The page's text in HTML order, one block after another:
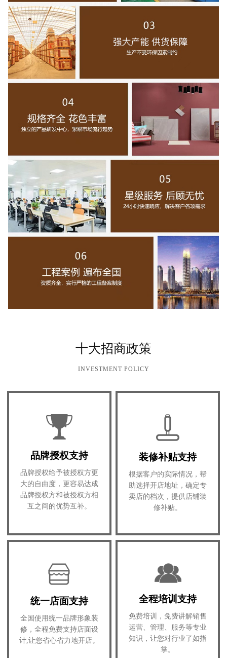
十大招商政策
INVESTMENT POLICY
品牌授权支持
品牌授权给予被授权方更
大的自由度，更容易达成
品牌授权方和被授权方相
互之间的优势互补。
装修补贴支持
根据客户的实际情况，帮
助选择开店地址，确定专
卖店的档次，提供店铺装
修补贴。
统一店面支持
全国使用统一品牌形象装
修，全程免费支持店面设
计,让您省心省力地开店。
全程培训支持
免费培训，免费讲解销售
运营、管理、服务等专业
知识，让您对行业了如指
掌。